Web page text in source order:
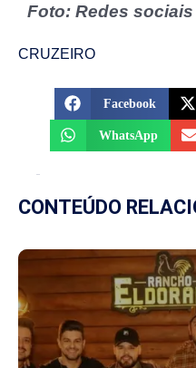
Foto: Redes sociais
CRUZEIRO
Facebook
WhatsApp
CONTEÚDO